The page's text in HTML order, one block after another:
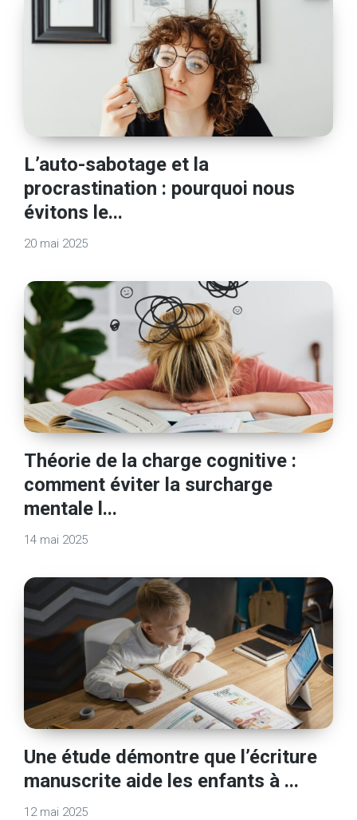
L’auto-sabotage et la
procrastination : pourquoi nous
évitons le...
20 mai 2025
Théorie de la charge cognitive :
comment éviter la surcharge
mentale l...
14 mai 2025
Une étude démontre que l’écriture
manuscrite aide les enfants à ...
12 mai 2025